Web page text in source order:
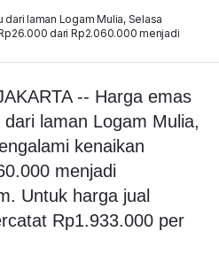
laman Logam Mulia, Selasa
dari Rp2.060.000 menjadi
-- Harga emas
laman Logam Mulia,
kenaikan
menjadi
Untuk harga jual
Rp1.933.000 per